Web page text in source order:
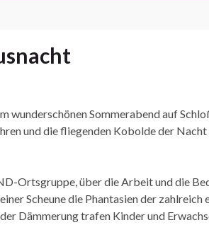
wunderschönen Sommerabend auf
und die fliegenden Kobolde der
Ortsgruppe, über die Arbeit und die
Scheune die Phantasien der zahlreich
Dämmerung trafen Kinder und